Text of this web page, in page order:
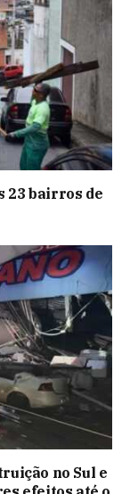
23 bairros de
no Sul e